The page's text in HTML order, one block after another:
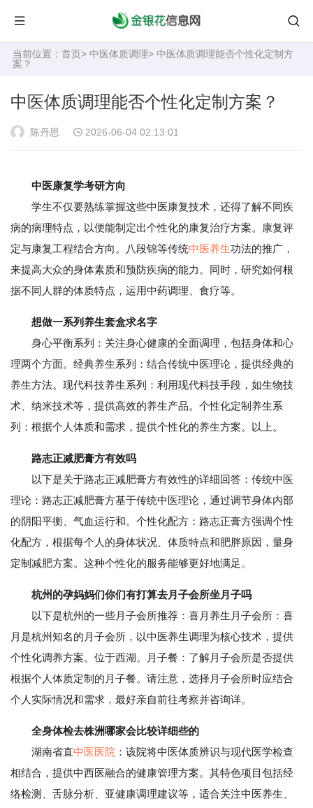
当前位置： 首页> 中医体质调理> 中医体质调理能否个性化定制方
案？
中医体质调理能否个性化定制方案？
陈丹思 2026-06-04 02:13:01
中医康复学考研方向
学生不仅要熟练掌握这些中医康复技术，还得了解不同疾
病的病理特点，以便能制定出个性化的康复治疗方案。康复评
定与康复工程结合方向。八段锦等传统中医养生功法的推广，
来提高大众的身体素质和预防疾病的能力。同时，研究如何根
据不同人群的体质特点，运用中药调理、食疗等。
想做一系列养生套盒求名字
身心平衡系列：关注身心健康的全面调理，包括身体和心
理两个方面。经典养生系列：结合传统中医理论，提供经典的
养生方法。现代科技养生系列：利用现代科技手段，如生物技
术、纳米技术等，提供高效的养生产品。个性化定制养生系
列：根据个人体质和需求，提供个性化的养生方案。以上。
路志正减肥膏方有效吗
以下是关于路志正减肥膏方有效性的详细回答：传统中医
理论：路志正减肥膏方基于传统中医理论，通过调节身体内部
的阴阳平衡、气血运行和。个性化配方：路志正膏方强调个性
化配方，根据每个人的身体状况、体质特点和肥胖原因，量身
定制减肥方案。这种个性化的服务能够更好地满足。
杭州的孕妈妈们你们有打算去月子会所坐月子吗
以下是杭州的一些月子会所推荐：喜月养生月子会所：喜
月是杭州知名的月子会所，以中医养生调理为核心技术，提供
个性化调养方案。位于西湖。月子餐：了解月子会所是否提供
根据个人体质定制的月子餐。请注意，选择月子会所时应结合
个人实际情况和需求，最好亲自前往考察并咨询详。
全身体检去株洲哪家会比较详细些的
湖南省直中医医院 ：该院将中医体质辨识与现代医学检查
相结合，提供中西医融合的健康管理方案。其特色项目包括经
络检测、舌脉分析、亚健康调理建议等，适合关注中医养生、